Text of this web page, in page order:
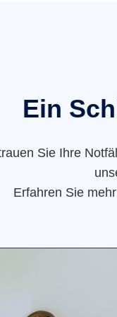
Ein
Sie Ihre
Erfahren Sie